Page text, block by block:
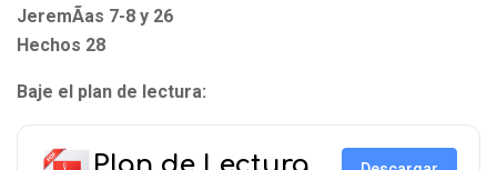
JeremÃ­as 7-8 y 26
Hechos 28
Baje el plan de lectura: